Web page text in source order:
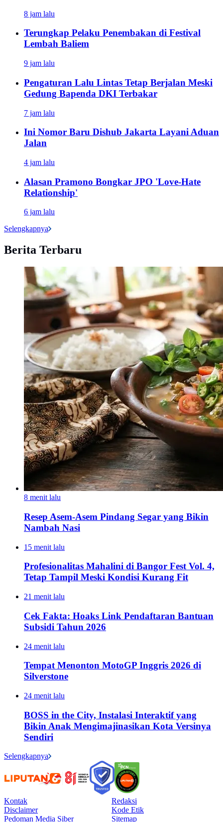
8 jam lalu
Terungkap Pelaku Penembakan di Festival
Lembah Baliem
9 jam lalu
Pengaturan Lalu Lintas Tetap Berjalan Meski
Gedung Bapenda DKI Terbakar
7 jam lalu
Ini Nomor Baru Dishub Jakarta Layani Aduan
Jalan
4 jam lalu
Alasan Pramono Bongkar JPO 'Love-Hate
Relationship'
6 jam lalu
Selengkapnya
Berita Terbaru
8 menit lalu
Resep Asem-Asem Pindang Segar yang Bikin
Nambah Nasi
15 menit lalu
Profesionalitas Mahalini di Bangor Fest Vol. 4,
Tetap Tampil Meski Kondisi Kurang Fit
21 menit lalu
Cek Fakta: Hoaks Link Pendaftaran Bantuan
Subsidi Tahun 2026
24 menit lalu
Tempat Menonton MotoGP Inggris 2026 di
Silverstone
24 menit lalu
BOSS in the City, Instalasi Interaktif yang
Bikin Anak Mengimajinasikan Kota Versinya
Sendiri
Selengkapnya
Kontak
Redaksi
Disclaimer
Kode Etik
Pedoman Media Siber
Sitemap